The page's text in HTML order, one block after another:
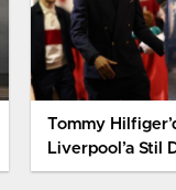
Tommy
Liverpool’a Stil
Koleksiyonu